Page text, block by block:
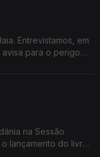
Entrevistamos, em
para o perigo
na Sessão
lançamento do livro